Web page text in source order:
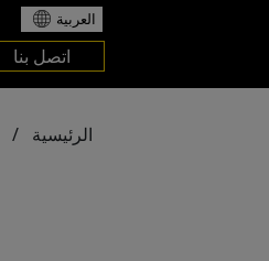
العربية
اتصل بنا
الرئيسية /